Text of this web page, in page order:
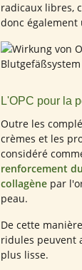
radicaux libres,
donc
L'OPC pour la
Outre les
crèmes et les
considéré
renforcement
collagène par
peau.
De cette
ridules peuvent
plus lisse.